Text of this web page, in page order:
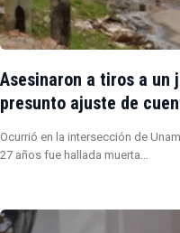
Asesinaron a tiros a un
presunto ajuste de
Ocurrió en la intersección de
27 años fue hallada muerta…